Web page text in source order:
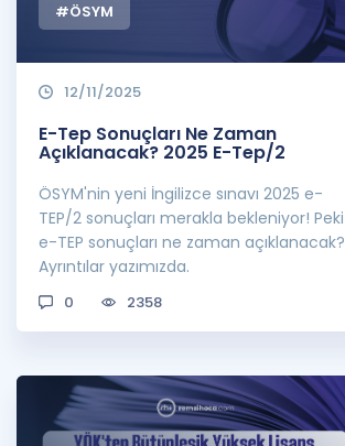
#ÖSYM
12/11/2025
E-Tep Sonuçları Ne Zaman
Açıklanacak? 2025 E-Tep/2
ÖSYM'nin yeni İngilizce sınavı 2025 e-
TEP/2 sonuçları merakla bekleniyor! Peki
e-TEP sonuçları ne zaman açıklanacak?
Ayrıntılar yazımızda.
0 2358